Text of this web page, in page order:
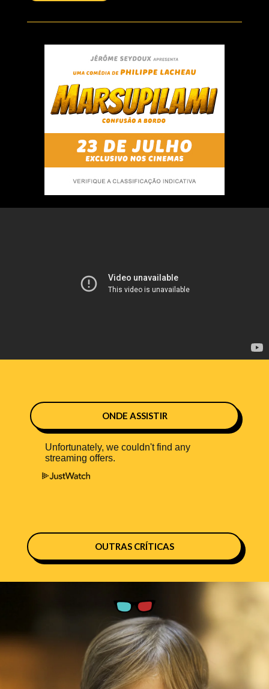
ONDE ASSISTIR
OUTRAS CRÍTICAS